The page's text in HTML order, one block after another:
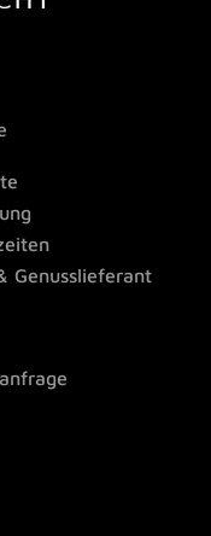
Genusslieferant